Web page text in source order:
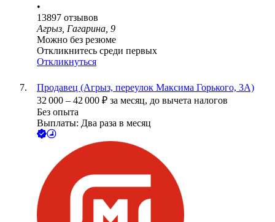
•
13897 отзывов
Агрыз, Гагарина, 9
Можно без резюме
Откликнитесь среди первых
Откликнуться
Продавец (Агрыз, переулок Максима Горького, 3А)
32 000 – 42 000 ₽ за месяц, до вычета налогов
Без опыта
Выплаты: Два раза в месяц